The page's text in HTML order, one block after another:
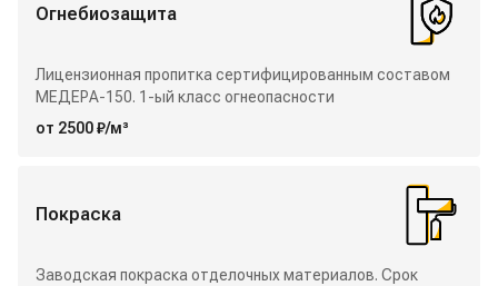
Огнебиозащита
Лицензионная пропитка сертифицированным составом
МЕДЕРА-150. 1-ый класс огнеопасности
от 2500 ₽/м³
Покраска
Заводская покраска отделочных материалов. Срок